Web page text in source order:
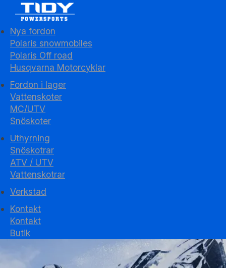
Nya fordon
Polaris snowmobiles
Polaris Off road
Husqvarna Motorcyklar
Fordon i lager
Vattenskoter
MC/UTV
Snöskoter
Uthyrning
Snöskotrar
ATV / UTV
Vattenskotrar
Verkstad
Kontakt
Kontakt
Butik